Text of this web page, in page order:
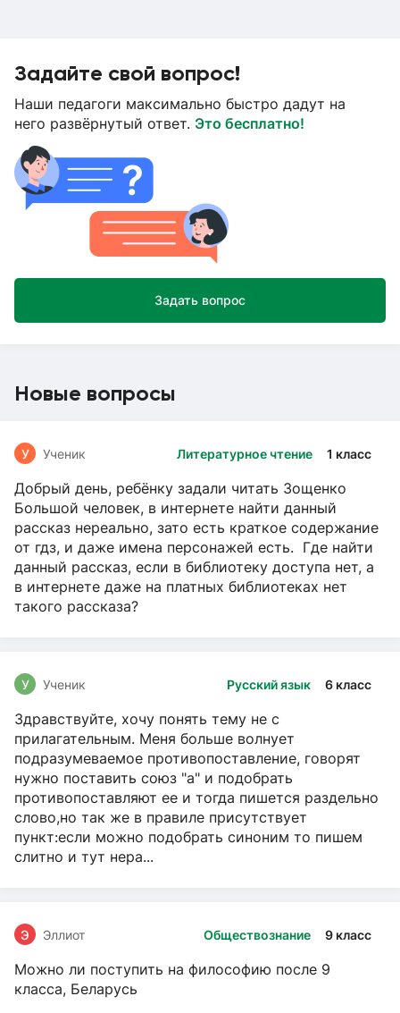
Задайте свой вопрос!
Наши педагоги максимально быстро дадут на
него развёрнутый ответ. Это бесплатно!
Задать вопрос
Новые вопросы
Литературное чтение 1 класс
У Ученик
Добрый день, ребёнку задали читать Зощенко
Большой человек, в интернете найти данный
рассказ нереально, зато есть краткое содержание
от гдз, и даже имена персонажей есть. Где найти
данный рассказ, если в библиотеку доступа нет, а
в интернете даже на платных библиотеках нет
такого рассказа?
Русский язык 6 класс
У Ученик
Здравствуйте, хочу понять тему не с
прилагательным. Меня больше волнует
подразумеваемое противопоставление, говорят
нужно поставить союз "а" и подобрать
противопоставляют ее и тогда пишется раздельно
слово,но так же в правиле присутствует
пункт:если можно подобрать синоним то пишем
слитно и тут нера...
Обществознание 9 класс
Э Эллиот
Можно ли поступить на философию после 9
класса, Беларусь